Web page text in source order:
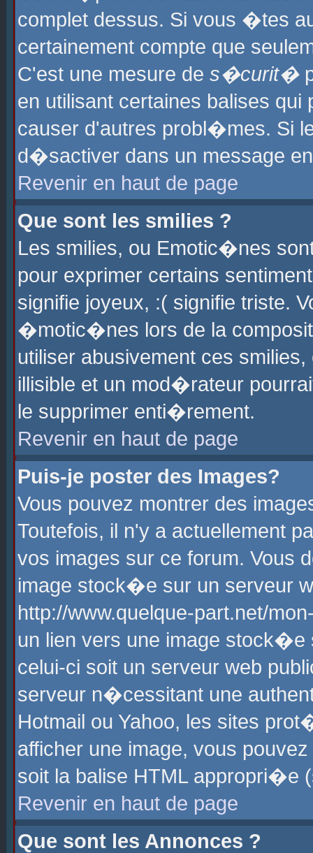
complet dessus. Si vous �tes
certainement compte que
C'est une mesure de s�curit�
en utilisant certaines balises
causer d'autres probl�mes. Si
d�sactiver dans un message
Revenir en haut de page
Que sont les smilies ?
Les smilies, ou Emotic�nes
pour exprimer certains
signifie joyeux, :( signifie triste.
�motic�nes lors de la
utiliser abusivement ces
illisible et un mod�rateur
le supprimer enti�rement.
Revenir en haut de page
Puis-je poster des Images?
Vous pouvez montrer des
Toutefois, il n'y a actuellement
vos images sur ce forum. Vous
image stock�e sur un serveur
http://www.quelque-part.net/
un lien vers une image
celui-ci soit un serveur web
serveur n�cessitant une
Hotmail ou Yahoo, les sites
afficher une image, vous
soit la balise HTML
Revenir en haut de page
Que sont les Annonces ?